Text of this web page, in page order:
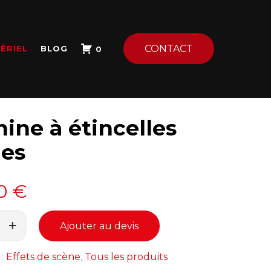
BLOG 0 CONTACT
à étincelles
€
Ajouter au devis
Effets de scène, Tous les produits